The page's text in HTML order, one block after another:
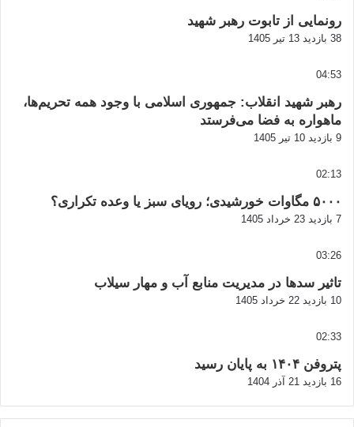
رونمایی از تابوت رهبر شهید
38 بازدید 13 تیر 1405
04:53
رهبر شهید انقلاب: جمهوری اسلامی با وجود همه تحریم‌ها،
ماهواره به فضا می‌فرستد
9 بازدید 10 تیر 1405
02:13
۵۰۰۰ مگاوات خورشیدی؛ رویای سبز یا وعده تکراری؟
7 بازدید 23 خرداد 1405
03:26
تاثیر سدها در مدیریت منابع آب و مهار سیلاب
10 بازدید 22 خرداد 1405
02:33
پتروفن ۱۴۰۴ به پایان رسید
16 بازدید 21 آذر 1404